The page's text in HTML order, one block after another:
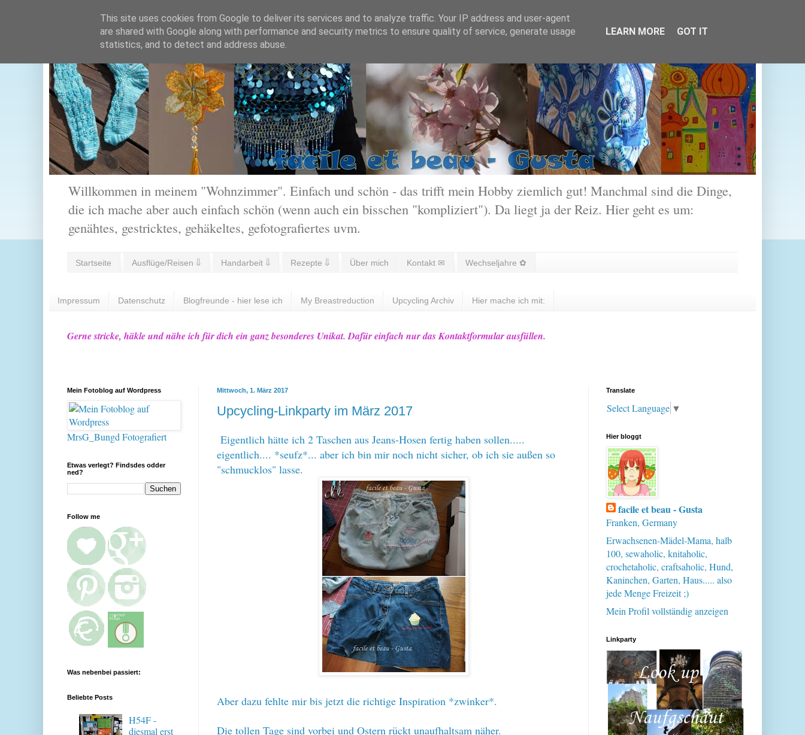
Willkommen in meinem "Wohnzimmer". Einfach und schön - das trifft mein Hobby ziemlich gut! Manchmal sind die Dinge,
die ich mache aber auch einfach schön (wenn auch ein bisschen "kompliziert"). Da liegt ja der Reiz. Hier geht es um:
genähtes, gestricktes, gehäkeltes, gefotografiertes uvm.
Startseite Ausflüge/Reisen ⇓ Handarbeit ⇓ Rezepte ⇓ Über mich Kontakt ✉ Wechseljahre ✿
Impressum Datenschutz Blogfreunde - hier lese ich My Breastreduction Upcycling Archiv Hier mache ich mit:
Gerne stricke, häkle und nähe ich für dich ein ganz besonderes Unikat. Dafür einfach nur das Kontaktformular ausfüllen.
Mittwoch, 1. März 2017
Upcycling-Linkparty im März 2017
Eigentlich hätte ich 2 Taschen aus Jeans-Hosen fertig haben sollen.....
eigentlich.... *seufz*... aber ich bin mir noch nicht sicher, ob ich sie außen so
"schmucklos" lasse.
Aber dazu fehlte mir bis jetzt die richtige Inspiration *zwinker*.
Die tollen Tage sind vorbei und Ostern rückt unaufhaltsam näher.
Mein Fotoblog auf Wordpress
MrsG_Bungd Fotografiert
Etwas verlegt? Findsdes odder
ned?
Follow me
Was nebenbei passiert:
Beliebte Posts
H54F -
diesmal erst
Translate
Select Language ▼
Hier bloggt
facile et beau - Gusta
Franken, Germany
Erwachsenen-Mädel-Mama, halb
100, sewaholic, knitaholic,
crochetaholic, craftsaholic, Hund,
Kaninchen, Garten, Haus..... also
jede Menge Freizeit ;)
Mein Profil vollständig anzeigen
Linkparty
This site uses cookies from Google to deliver its services and to analyze traffic. Your IP address and user-agent
are shared with Google along with performance and security metrics to ensure quality of service, generate usage
statistics, and to detect and address abuse.
LEARN MORE GOT IT